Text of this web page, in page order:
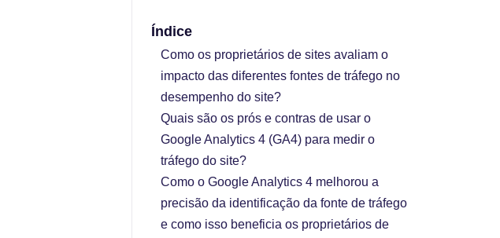
Índice
Como os proprietários de sites avaliam o
impacto das diferentes fontes de tráfego no
desempenho do site?
Quais são os prós e contras de usar o
Google Analytics 4 (GA4) para medir o
tráfego do site?
Como o Google Analytics 4 melhorou a
precisão da identificação da fonte de tráfego
e como isso beneficia os proprietários de